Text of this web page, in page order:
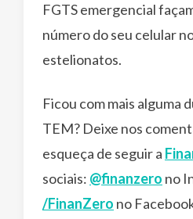
FGTS emergencial
número do seu celular
estelionatos.
Ficou com mais alguma
TEM? Deixe nos
esqueça de seguir a
sociais: @finanzero no
/FinanZero no